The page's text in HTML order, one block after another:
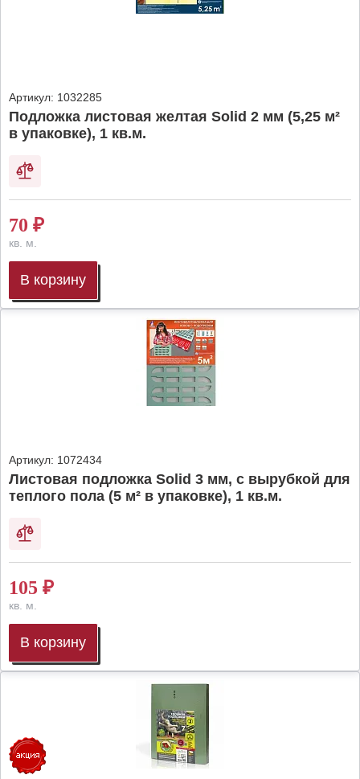
Артикул: 1032285
Подложка листовая желтая Solid 2 мм (5,25 м²
в упаковке), 1 кв.м.
70 ₽
кв. м.
В корзину
Артикул: 1072434
Листовая подложка Solid 3 мм, с вырубкой для
теплого пола (5 м² в упаковке), 1 кв.м.
105 ₽
кв. м.
В корзину